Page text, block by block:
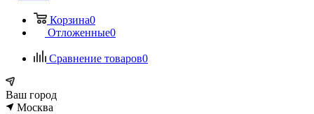
Корзина0
Отложенные0
Сравнение товаров0
Ваш город
Москва